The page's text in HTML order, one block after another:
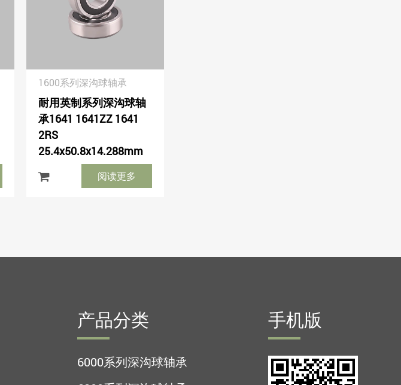
1600系列深沟球轴承
耐用英制系列深沟球轴
承1641 1641ZZ 1641
2RS
25.4x50.8x14.288mm
阅读更多
产品分类
6000系列深沟球轴承
手机版